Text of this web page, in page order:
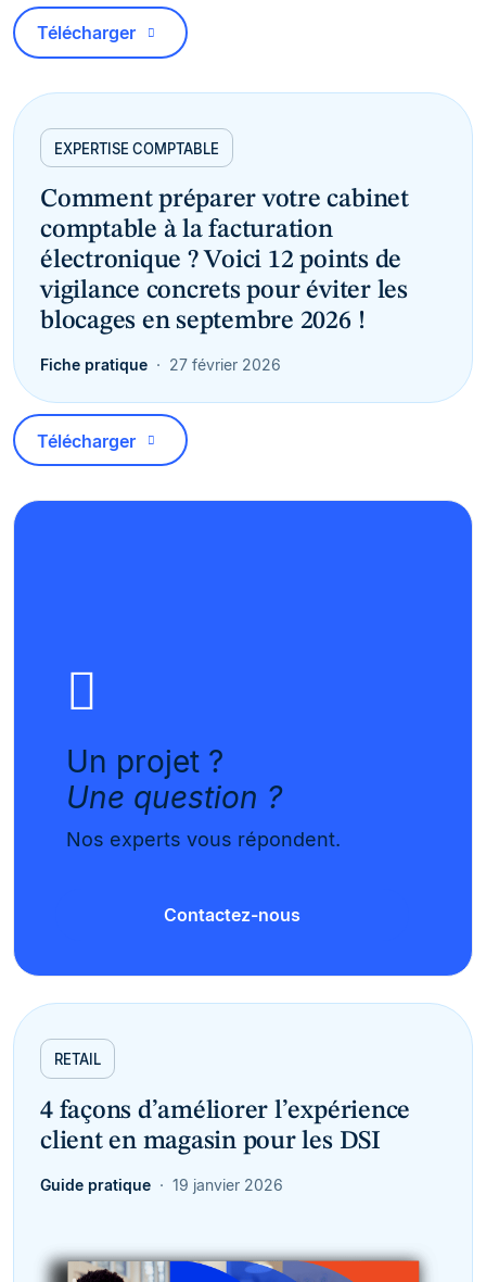
Télécharger
EXPERTISE COMPTABLE
Comment préparer votre cabinet
comptable à la facturation
électronique ? Voici 12 points de
vigilance concrets pour éviter les
blocages en septembre 2026 !
Fiche pratique 27 février 2026
Télécharger
Un projet ?
Une question ?
Nos experts vous répondent.
Contactez-nous
RETAIL
4 façons d’améliorer l’expérience
client en magasin pour les DSI
Guide pratique 19 janvier 2026